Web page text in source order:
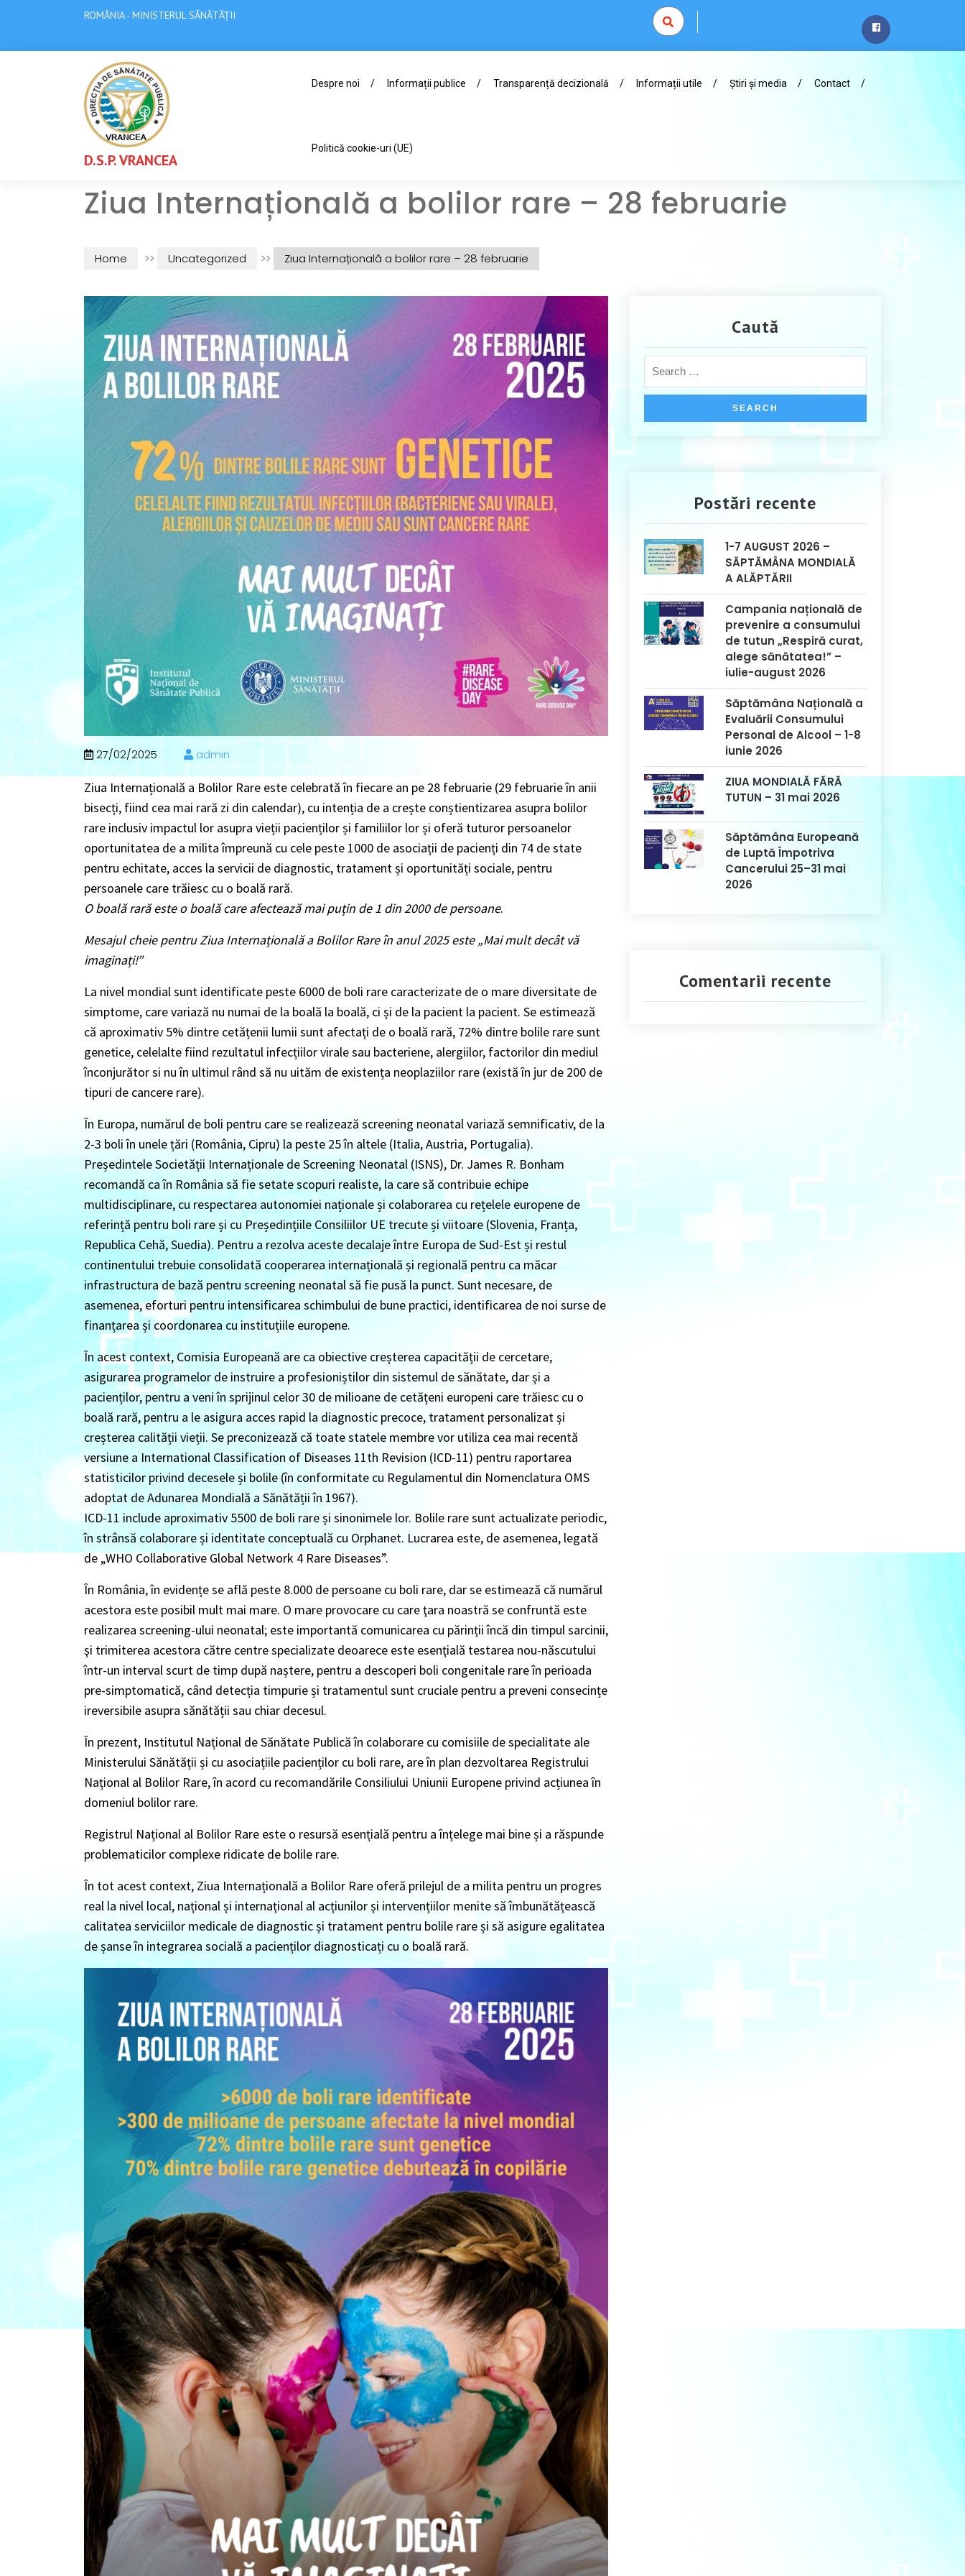
ROMÂNIA - MINISTERUL SĂNĂTĂȚII
D.S.P. VRANCEA
Despre noi Informații publice Transparență decizională Informații utile Știri și media Contact
Politică cookie-uri (UE)
Ziua Internațională a bolilor rare – 28 februarie
Home >> Uncategorized >> Ziua Internațională a bolilor rare – 28 februarie
27/02/2025 admin
Ziua Internațională a Bolilor Rare este celebrată în fiecare an pe 28 februarie (29 februarie în anii
bisecți, fiind cea mai rară zi din calendar), cu intenția de a crește conștientizarea asupra bolilor
rare inclusiv impactul lor asupra vieții pacienților și familiilor lor și oferă tuturor persoanelor
oportunitatea de a milita împreună cu cele peste 1000 de asociații de pacienți din 74 de state
pentru echitate, acces la servicii de diagnostic, tratament și oportunități sociale, pentru
persoanele care trăiesc cu o boală rară.
O boală rară este o boală care afectează mai puțin de 1 din 2000 de persoane.
Mesajul cheie pentru Ziua Internațională a Bolilor Rare în anul 2025 este „Mai mult decât vă
imaginați!”
La nivel mondial sunt identificate peste 6000 de boli rare caracterizate de o mare diversitate de
simptome, care variază nu numai de la boală la boală, ci și de la pacient la pacient. Se estimează
că aproximativ 5% dintre cetățenii lumii sunt afectați de o boală rară, 72% dintre bolile rare sunt
genetice, celelalte fiind rezultatul infecțiilor virale sau bacteriene, alergiilor, factorilor din mediul
înconjurător si nu în ultimul rând să nu uităm de existența neoplaziilor rare (există în jur de 200 de
tipuri de cancere rare).
În Europa, numărul de boli pentru care se realizează screening neonatal variază semnificativ, de la
2-3 boli în unele țări (România, Cipru) la peste 25 în altele (Italia, Austria, Portugalia).
Președintele Societății Internaționale de Screening Neonatal (ISNS), Dr. James R. Bonham
recomandă ca în România să fie setate scopuri realiste, la care să contribuie echipe
multidisciplinare, cu respectarea autonomiei naționale și colaborarea cu rețelele europene de
referință pentru boli rare și cu Președințiile Consiliilor UE trecute și viitoare (Slovenia, Franța,
Republica Cehă, Suedia). Pentru a rezolva aceste decalaje între Europa de Sud-Est și restul
continentului trebuie consolidată cooperarea internațională și regională pentru ca măcar
infrastructura de bază pentru screening neonatal să fie pusă la punct. Sunt necesare, de
asemenea, eforturi pentru intensificarea schimbului de bune practici, identificarea de noi surse de
finanțarea și coordonarea cu instituțiile europene.
În acest context, Comisia Europeană are ca obiective creșterea capacității de cercetare,
asigurarea programelor de instruire a profesioniștilor din sistemul de sănătate, dar și a
pacienților, pentru a veni în sprijinul celor 30 de milioane de cetățeni europeni care trăiesc cu o
boală rară, pentru a le asigura acces rapid la diagnostic precoce, tratament personalizat și
creșterea calității vieții. Se preconizează că toate statele membre vor utiliza cea mai recentă
versiune a International Classification of Diseases 11th Revision (ICD-11) pentru raportarea
statisticilor privind decesele și bolile (în conformitate cu Regulamentul din Nomenclatura OMS
adoptat de Adunarea Mondială a Sănătății în 1967).
ICD-11 include aproximativ 5500 de boli rare și sinonimele lor. Bolile rare sunt actualizate periodic,
în strânsă colaborare și identitate conceptuală cu Orphanet. Lucrarea este, de asemenea, legată
de „WHO Collaborative Global Network 4 Rare Diseases”.
În România, în evidențe se află peste 8.000 de persoane cu boli rare, dar se estimează că numărul
acestora este posibil mult mai mare. O mare provocare cu care ţara noastră se confruntă este
realizarea screening-ului neonatal; este importantă comunicarea cu părinții încă din timpul sarcinii,
şi trimiterea acestora către centre specializate deoarece este esenţială testarea nou-născutului
într-un interval scurt de timp după naștere, pentru a descoperi boli congenitale rare în perioada
pre-simptomatică, când detecția timpurie și tratamentul sunt cruciale pentru a preveni consecințe
ireversibile asupra sănătății sau chiar decesul.
În prezent, Institutul Național de Sănătate Publică în colaborare cu comisiile de specialitate ale
Ministerului Sănătății și cu asociațiile pacienților cu boli rare, are în plan dezvoltarea Registrului
Național al Bolilor Rare, în acord cu recomandările Consiliului Uniunii Europene privind acțiunea în
domeniul bolilor rare.
Registrul Național al Bolilor Rare este o resursă esențială pentru a înțelege mai bine și a răspunde
problematicilor complexe ridicate de bolile rare.
În tot acest context, Ziua Internațională a Bolilor Rare oferă prilejul de a milita pentru un progres
real la nivel local, național și internațional al acțiunilor și intervențiilor menite să îmbunătățească
calitatea serviciilor medicale de diagnostic și tratament pentru bolile rare și să asigure egalitatea
de șanse în integrarea socială a pacienților diagnosticați cu o boală rară.
Caută
Postări recente
1-7 AUGUST 2026 –
SĂPTĂMÂNA MONDIALĂ
A ALĂPTĂRII
Campania națională de
prevenire a consumului
de tutun „Respiră curat,
alege sănătatea!” –
iulie-august 2026
Săptămâna Națională a
Evaluării Consumului
Personal de Alcool – 1-8
iunie 2026
ZIUA MONDIALĂ FĂRĂ
TUTUN – 31 mai 2026
Săptămâna Europeană
de Luptă Împotriva
Cancerului 25–31 mai
2026
Comentarii recente